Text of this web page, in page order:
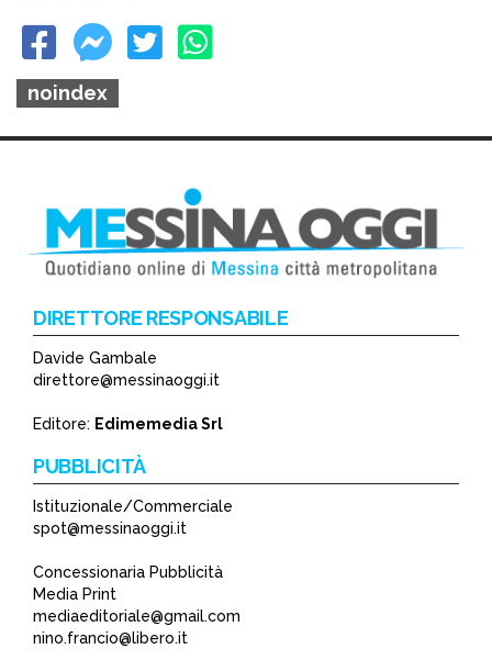
noindex
DIRETTORE RESPONSABILE
Davide Gambale
direttore@messinaoggi.it
Editore: Edimemedia Srl
PUBBLICITÀ
Istituzionale/Commerciale
spot@messinaoggi.it
Concessionaria Pubblicità
Media Print
mediaeditoriale@gmail.com
nino.francio@libero.it